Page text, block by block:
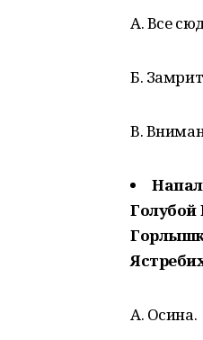
А. Все
Б.
В.
А. Осина.